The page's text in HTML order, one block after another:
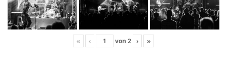
« ‹ von 2 › »